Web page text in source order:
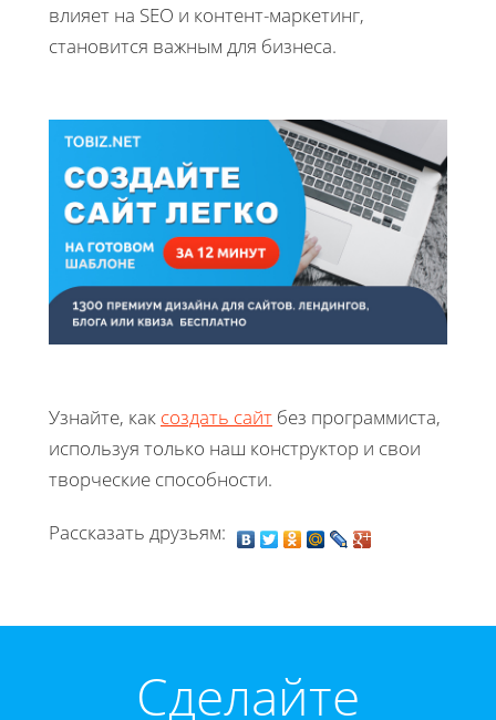
влияет на SEO и контент-маркетинг,
становится важным для бизнеса.
Узнайте, как создать сайт без программиста,
используя только наш конструктор и свои
творческие способности.
Рассказать друзьям:
Cделайте